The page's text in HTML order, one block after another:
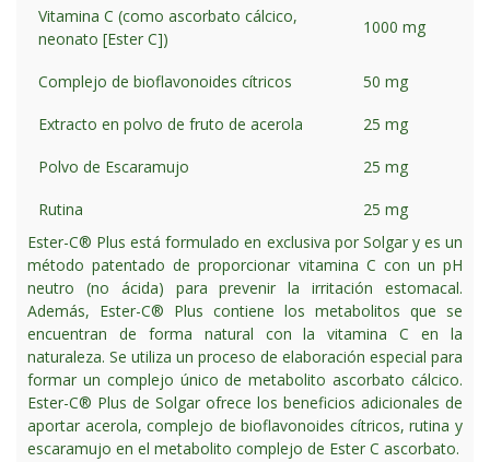
Vitamina C (como ascorbato cálcico,
neonato [Ester C])
1000 mg
Complejo de bioflavonoides cítricos 50 mg
Extracto en polvo de fruto de acerola 25 mg
Polvo de Escaramujo 25 mg
Rutina
25 mg
Ester-C® Plus está formulado en exclusiva por Solgar y es un
método patentado de proporcionar vitamina C con un pH
neutro (no ácida) para prevenir la irritación estomacal.
Además, Ester-C® Plus contiene los metabolitos que se
encuentran de forma natural con la vitamina C en la
naturaleza. Se utiliza un proceso de elaboración especial para
formar un complejo único de metabolito ascorbato cálcico.
Ester-C® Plus de Solgar ofrece los beneficios adicionales de
aportar acerola, complejo de bioflavonoides cítricos, rutina y
escaramujo en el metabolito complejo de Ester C ascorbato.